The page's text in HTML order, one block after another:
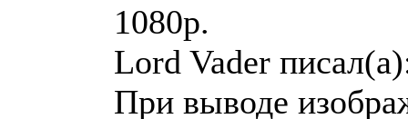
1080p.
Lord Vader
При выводе